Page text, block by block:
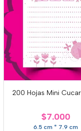
200 Hojas Mini
$7.000
6.5 cm * 7.9 cm